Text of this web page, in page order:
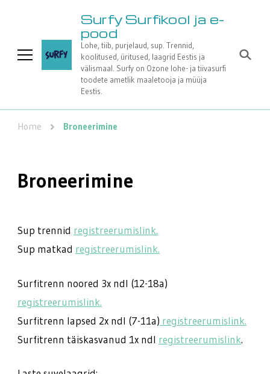
Surfy Surfikool ja e-
pood
Lohe, tiib, purjelaud, sup. Trennid,
koolitused, üritused, laagrid Eestis ja
välismaal. Surfy on Ozone lohe- ja tiivasurfi
toodete ametlik maaletooja ja müüja
Eestis.
Home Broneerimine
Broneerimine
Sup trennid registreerumislink.
Sup matkad registreerumislink.
Surfitrenn noored 3x ndl (12-18a)
registreerumislink.
Surfitrenn lapsed 2x ndl (7-11a) registreerumislink.
Surfitrenn täiskasvanud 1x ndl registreerumislink.